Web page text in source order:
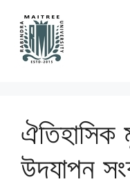
ঐতিহাসিক
উদযাপন